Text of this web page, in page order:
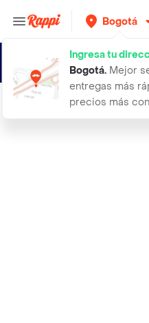
Bogotá
Ingresa tu
Bogotá. Mejor
entregas más
precios más
14 pintura ocre tipo 1